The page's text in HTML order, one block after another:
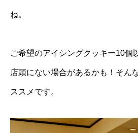
ね。
ご希望のアイシングクッキー10個
店頭にない場合があるかも！そん
ススメです。